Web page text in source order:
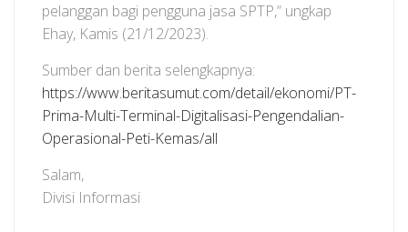
pelanggan bagi pengguna jasa SPTP,” ungkap
Ehay, Kamis (21/12/2023).
Sumber dan berita selengkapnya:
https://www.beritasumut.com/detail/ekonomi/PT-
Prima-Multi-Terminal-Digitalisasi-Pengendalian-
Operasional-Peti-Kemas/all
Salam,
Divisi Informasi